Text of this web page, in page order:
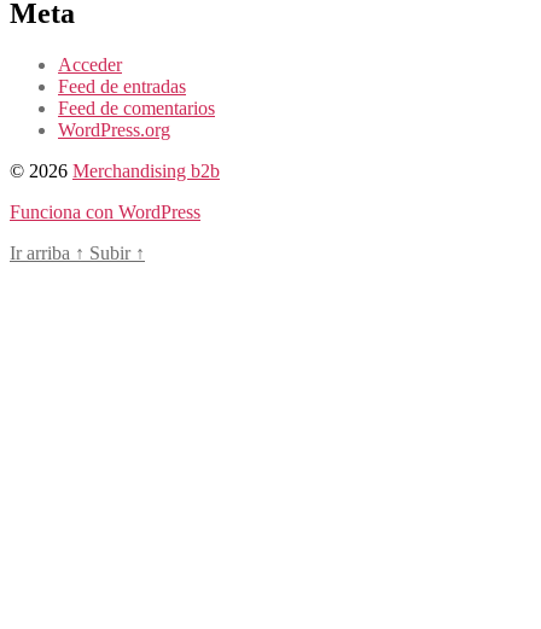
Meta
Acceder
Feed de entradas
Feed de comentarios
WordPress.org
© 2026 Merchandising b2b
Funciona con WordPress
Ir arriba ↑ Subir ↑